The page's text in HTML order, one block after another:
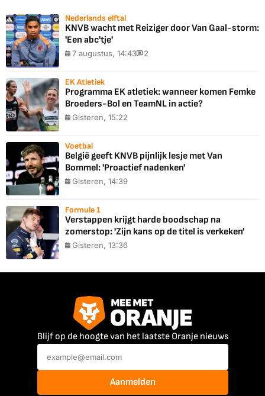
Nederlands elftal
KNVB wacht met Reiziger door Van Gaal-storm:
'Een abc'tje'
7 augustus, 14:43 2
EK Atletiek
Programma EK atletiek: wanneer komen Femke
Broeders-Bol en TeamNL in actie?
Gisteren, 15:22
Voetbal
België geeft KNVB pijnlijk lesje met Van
Bommel: 'Proactief nadenken'
Gisteren, 14:39
Formule 1
Verstappen krijgt harde boodschap na
zomerstop: 'Zijn kans op de titel is verkeken'
Gisteren, 13:36
Blijf op de hoogte van het laatste Oranje nieuws
Aanmelden